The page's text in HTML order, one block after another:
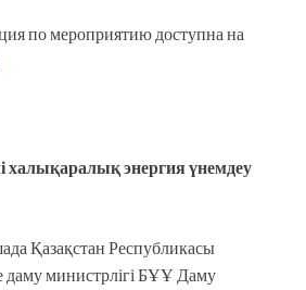
по мероприятию доступна на
халықаралықэнергия үнемдеу
Қазақстан Республикасы
министрлігі БҰҰ Даму